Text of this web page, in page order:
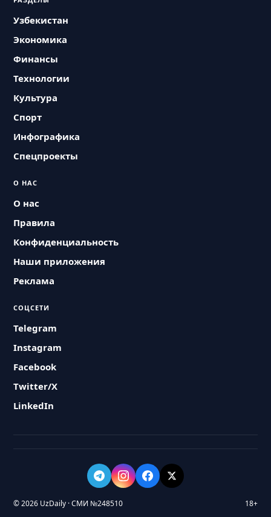
Узбекистан
Экономика
Финансы
Технологии
Культура
Спорт
Инфографика
Спецпроекты
О НАС
О нас
Правила
Конфиденциальность
Наши приложения
Реклама
СОЦСЕТИ
Telegram
Instagram
Facebook
Twitter/X
LinkedIn
© 2026 UzDaily · СМИ №248510 18+